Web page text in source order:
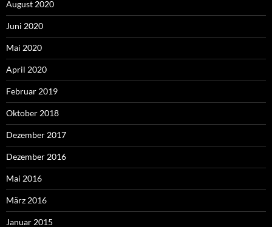
August 2020
Juni 2020
Mai 2020
April 2020
Februar 2019
Oktober 2018
Dezember 2017
Dezember 2016
Mai 2016
März 2016
Januar 2015